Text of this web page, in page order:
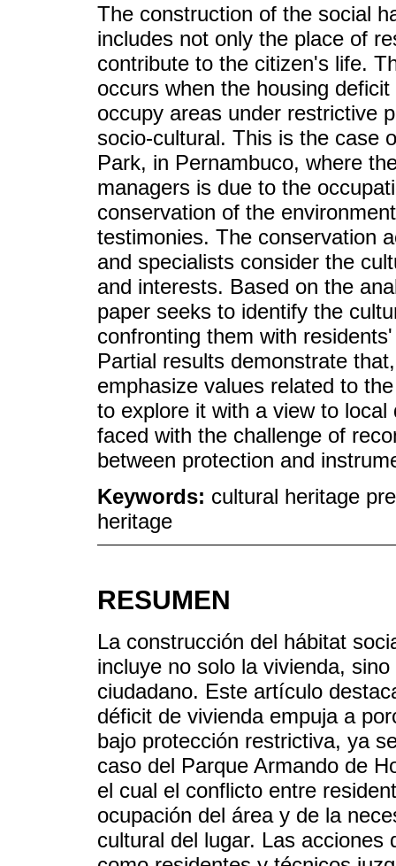
The construction of the social
includes not only the place of
contribute to the citizen's life.
occurs when the housing
occupy areas under restrictive
socio-cultural. This is the case
Park, in Pernambuco, where
managers is due to the
conservation of the
testimonies. The conservation
and specialists consider the
and interests. Based on the
paper seeks to identify the
confronting them with
Partial results demonstrate
emphasize values related to
to explore it with a view to
faced with the challenge of
between protection and
Keywords: cultural heritage
heritage
RESUMEN
La construcción del hábitat
incluye no solo la vivienda,
ciudadano. Este artículo
déficit de vivienda empuja a
bajo protección restrictiva, ya
caso del Parque Armando de
el cual el conflicto entre
ocupación del área y de la
cultural del lugar. Las